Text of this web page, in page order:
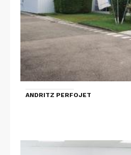
ANDRITZ PERFOJET